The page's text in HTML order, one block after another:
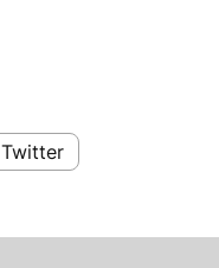
Twitter